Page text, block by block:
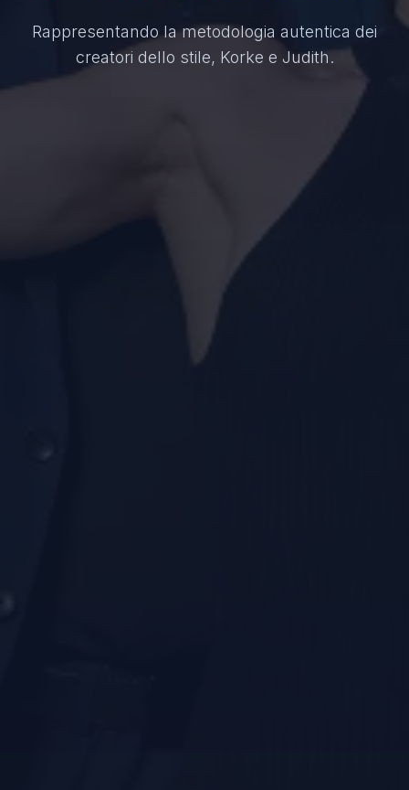
Rappresentando la metodologia autentica dei
creatori dello stile, Korke e Judith.